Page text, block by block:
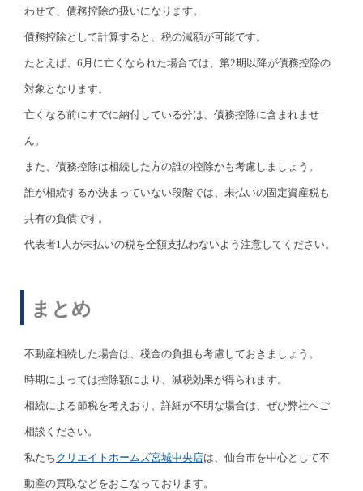
わせて、債務控除の扱いになります。
債務控除として計算すると、税の減額が可能です。
たとえば、6月に亡くなられた場合では、第2期以降が債務控除の
対象となります。
亡くなる前にすでに納付している分は、債務控除に含まれませ
ん。
また、債務控除は相続した方の誰の控除かも考慮しましょう。
誰が相続するか決まっていない段階では、未払いの固定資産税も
共有の負債です。
代表者1人が未払いの税を全額支払わないよう注意してください。
まとめ
不動産相続した場合は、税金の負担も考慮しておきましょう。
時期によっては控除額により、減税効果が得られます。
相続による節税を考えおり、詳細が不明な場合は、ぜひ弊社へご
相談ください。
私たちクリエイトホームズ宮城中央店は、仙台市を中心として不
動産の買取などをおこなっております。